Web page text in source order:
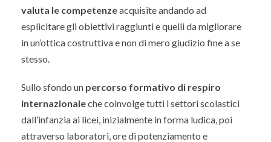
valuta le competenzeacquisite andando ad
esplicitare gli obiettivi raggiunti e quelli da migliorare
in un’ottica costruttiva e non di mero giudizio fine a se
stesso.
Sullo sfondo un percorso formativo di respiro
internazionaleche coinvolge tutti i settori scolastici
dall’infanzia ai licei, inizialmente in forma ludica, poi
attraverso laboratori, ore di potenziamento e